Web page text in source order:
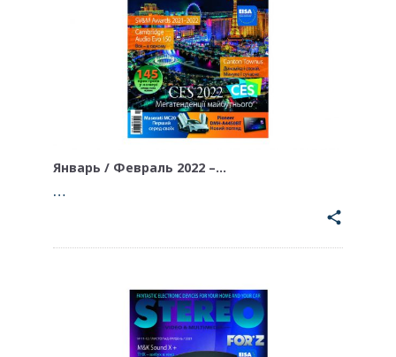
Январь / Февраль 2022 –…
…
share